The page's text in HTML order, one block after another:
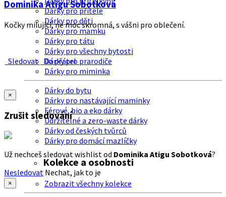
Dárky pro přítele
Dárky pro děti
Dárky pro mamku
Dárky pro tátu
Dárky pro všechny bytosti
Dárky pro prarodiče
Dárky pro miminka
Dárky do bytu
Dárky pro nastávající maminky
Férové, bio a eko dárky
Udržitelné a zero-waste dárky
Dárky od českých tvůrců
Dárky pro domácí mazlíčky
Kolekce a osobnosti
Zobrazit všechny kolekce
Dominika Atigu Sobotková
Kočky milující, ne moc skromná, s vášni pro oblečení.
Sledovat Do přátel
×
Zrušit sledování
Už nechceš sledovat wishlist od Dominika Atigu Sobotková?
Nesledovat Nechat, jak to je
×